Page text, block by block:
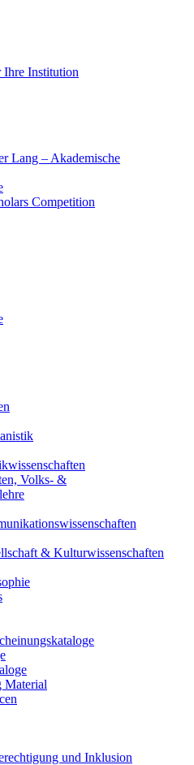
Ihre Institution
Lang – Akademische
Competition
Volks- &
& Kulturwissenschaften
Material
und Inklusion